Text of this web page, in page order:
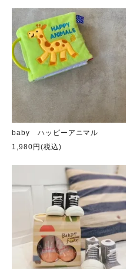
baby ハッピーアニマル
1,980円(税込)